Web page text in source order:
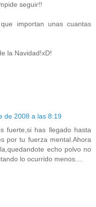
seguir!!
importan unas cuantas
la Navidad!xD!
de 2008 a las 8:19
fuerte,si has llegado hasta
por tu fuerza mental.Ahora
echo polvo no
lo ocurrido menos....